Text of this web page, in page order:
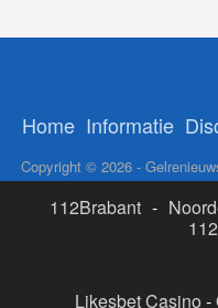
Home Informatie
Copyright © 2026 -
112Brabant -
Likesbet Casino -